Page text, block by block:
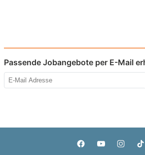
Passende Jobangebote per E-Mail